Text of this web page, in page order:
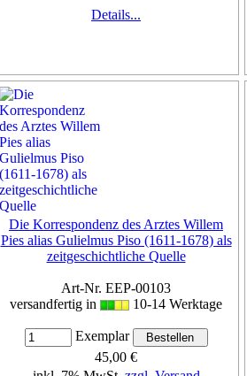
Details...
Die Korrespondenz des Arztes Willem
Pies alias Gulielmus Piso (1611-1678) als
zeitgeschichtliche Quelle
Art-Nr. EEP-00103
versandfertig in
10-14 Werktage
Exemplar
45,00 €